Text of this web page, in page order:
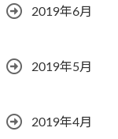
2019年6月
2019年5月
2019年4月